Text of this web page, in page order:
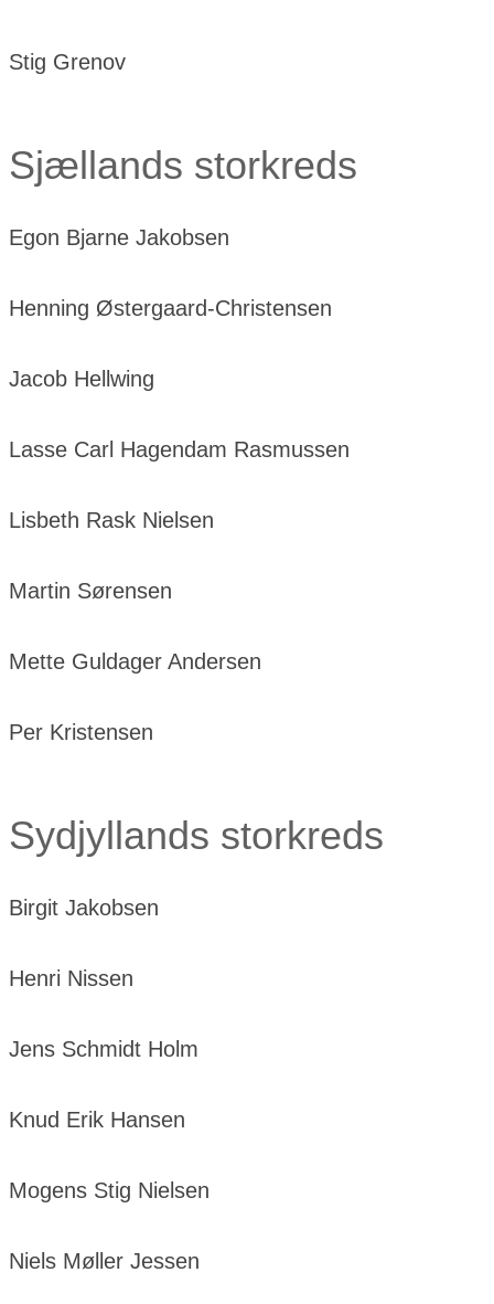
Stig Grenov
Sjællands storkreds
Egon Bjarne Jakobsen
Henning Østergaard-Christensen
Jacob Hellwing
Lasse Carl Hagendam Rasmussen
Lisbeth Rask Nielsen
Martin Sørensen
Mette Guldager Andersen
Per Kristensen
Sydjyllands storkreds
Birgit Jakobsen
Henri Nissen
Jens Schmidt Holm
Knud Erik Hansen
Mogens Stig Nielsen
Niels Møller Jessen